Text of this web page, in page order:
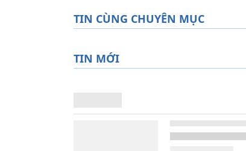
TIN CÙNG CHUYÊN MỤC
TIN MỚI